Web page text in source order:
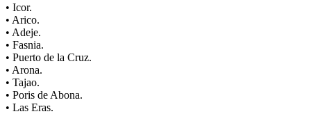
• Icor.
• Arico.
• Adeje.
• Fasnia.
• Puerto de la Cruz.
• Arona.
• Tajao.
• Poris de Abona.
• Las Eras.